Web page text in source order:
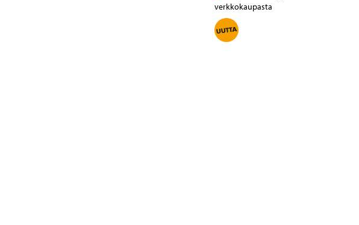
verkkokaupasta